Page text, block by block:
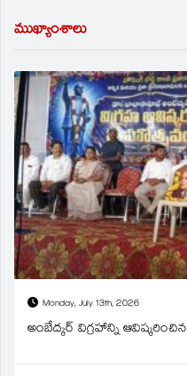
ముఖ్యాంశాలు
Monday, July 13th, 2026
అంబేద్కర్ విగ్రహాన్ని